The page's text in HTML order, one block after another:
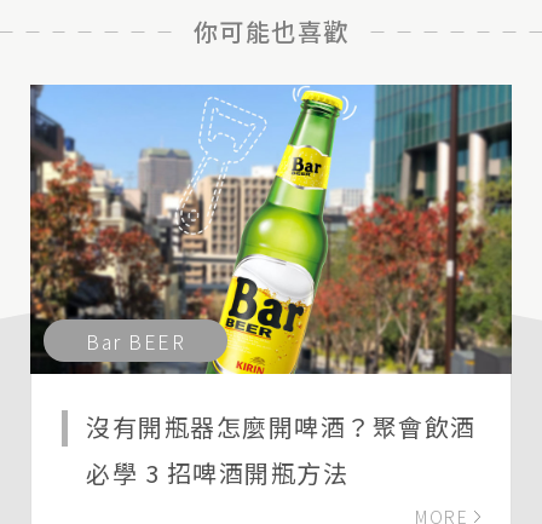
你可能也喜歡
Bar BEER
沒有開瓶器怎麼開啤酒？聚會飲酒
必學 3 招啤酒開瓶方法
MORE